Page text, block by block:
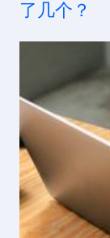
了几个？